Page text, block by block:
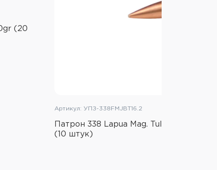
(20
Артикул: УПЗ-338FMJBT16.2
Патрон 338 Lapua Mag. TulAmmo
(10 штук)